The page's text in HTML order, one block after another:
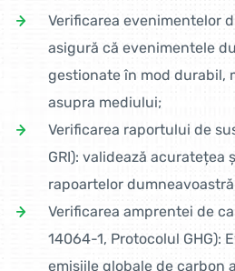
Verificarea evenimentelor
asigură că evenimentele
gestionate în mod durabil,
asupra mediului;
Verificarea raportului de
GRI): validează acuratețea
rapoartelor
Verificarea amprentei de
14064-1, Protocolul GHG):
emisiile globale de carbon